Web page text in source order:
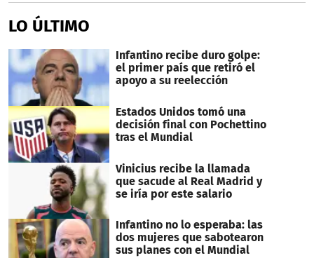
LO ÚLTIMO
Infantino recibe duro golpe:
el primer país que retiró el
apoyo a su reelección
Estados Unidos tomó una
decisión final con Pochettino
tras el Mundial
Vinicius recibe la llamada
que sacude al Real Madrid y
se iría por este salario
Infantino no lo esperaba: las
dos mujeres que sabotearon
sus planes con el Mundial